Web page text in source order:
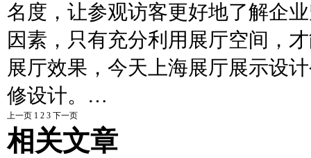
名度，让参观访客更好地了解企
因素，只有充分利用展厅空间，
展厅效果，今天上海展厅展示设
修设计。…
上一页 1 2 3 下一页
相关文章